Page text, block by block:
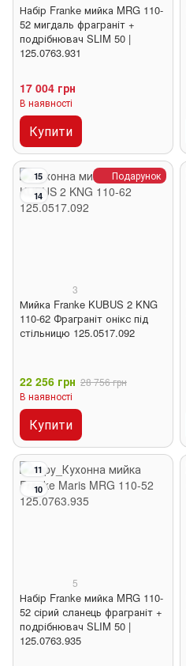
Набір Franke мийка MRG 110-
52 мигдаль фраграніт +
подрібнювач SLIM 50 |
125.0763.931
17 004 грн
В наявності
Купити
Подарунок
15
14
3
Мийка Franke KUBUS 2 KNG
110-62 Фраграніт онікс під
стільницю 125.0517.092
22 256 грн 28 756 грн
В наявності
Купити
11
10
5
Набір Franke мийка MRG 110-
52 сірий сланець фраграніт +
подрібнювач SLIM 50 |
125.0763.935